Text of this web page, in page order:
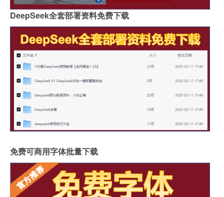
DeepSeek全套部署资料免费下载
免费可商用字体批量下载